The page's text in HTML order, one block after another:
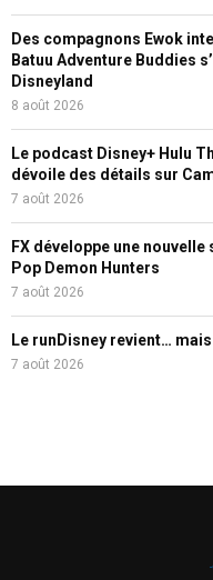
Des compagnons Ewok
Batuu Adventure Buddies
Disneyland
8 août 2026
Le podcast Disney+ Hulu
dévoile des détails sur
7 août 2026
FX développe une
Pop Demon Hunters
7 août 2026
Le runDisney revient…
7 août 2026